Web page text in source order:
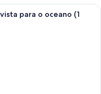
bem arrumada com colcha
para o oceano (1